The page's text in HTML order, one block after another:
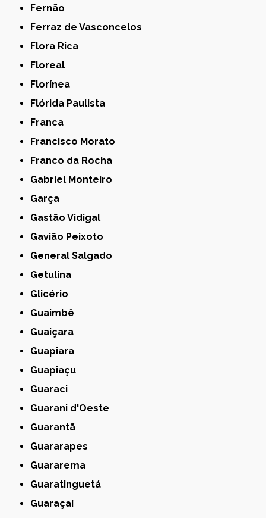
Fernão
Ferraz de Vasconcelos
Flora Rica
Floreal
Florínea
Flórida Paulista
Franca
Francisco Morato
Franco da Rocha
Gabriel Monteiro
Garça
Gastão Vidigal
Gavião Peixoto
General Salgado
Getulina
Glicério
Guaimbê
Guaiçara
Guapiara
Guapiaçu
Guaraci
Guarani d'Oeste
Guarantã
Guararapes
Guararema
Guaratinguetá
Guaraçaí